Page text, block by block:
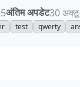
अंतिम अपडेट30
test qwerty